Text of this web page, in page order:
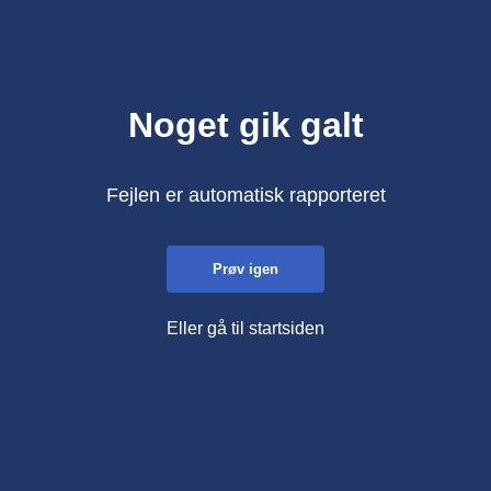
Noget gik galt
Fejlen er automatisk rapporteret
Prøv igen
Eller gå til startsiden